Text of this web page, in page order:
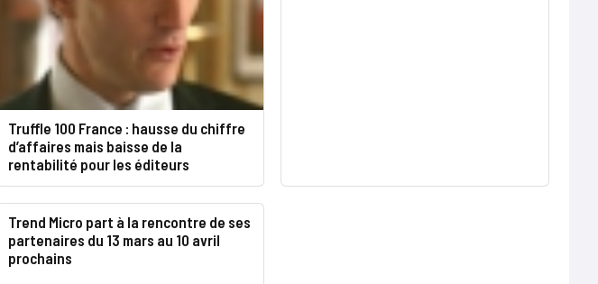
Truffle 100 France : hausse du chiffre
d’affaires mais baisse de la
rentabilité pour les éditeurs
Trend Micro part à la rencontre de ses
partenaires du 13 mars au 10 avril
prochains